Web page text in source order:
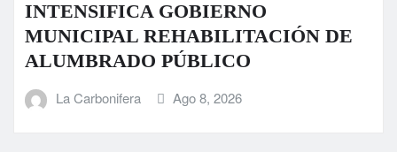
INTENSIFICA GOBIERNO
MUNICIPAL REHABILITACIÓN DE
ALUMBRADO PÚBLICO
La Carbonifera Ago 8, 2026